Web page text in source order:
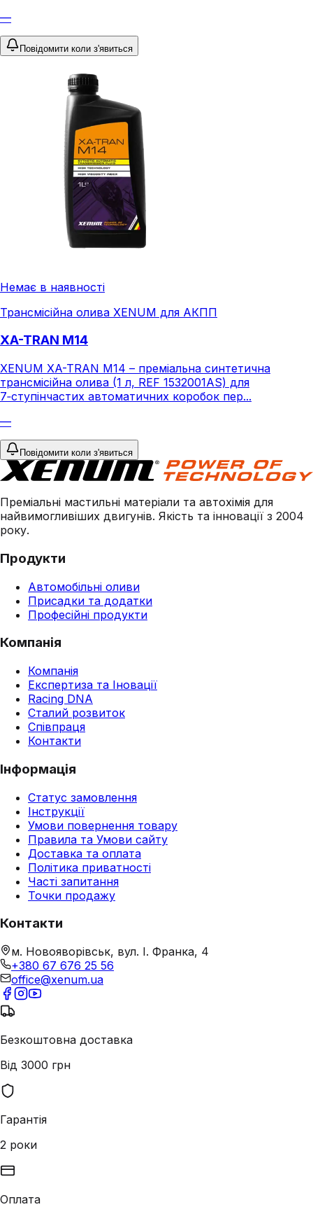
—
Повідомити коли з'явиться
Немає в наявності
Трансмісійна олива XENUM для АКПП
XA-TRAN M14
XENUM XA-TRAN M14 – преміальна синтетична
трансмісійна олива (1 л, REF 1532001AS) для
7‑ступінчастих автоматичних коробок пер...
—
Повідомити коли з'явиться
Преміальні мастильні матеріали та автохімія для
найвимогливіших двигунів. Якість та інновації з 2004
року.
Продукти
Автомобільні оливи
Присадки та додатки
Професійні продукти
Компанія
Компанія
Експертиза та Іновації
Racing DNA
Сталий розвиток
Співпраця
Контакти
Інформація
Статус замовлення
Інструкції
Умови повернення товару
Правила та Умови сайту
Доставка та оплата
Політика приватності
Часті запитання
Точки продажу
Контакти
м. Новояворівськ, вул. І. Франка, 4
+380 67 676 25 56
office@xenum.ua
Безкоштовна доставка
Від 3000 грн
Гарантія
2 роки
Оплата